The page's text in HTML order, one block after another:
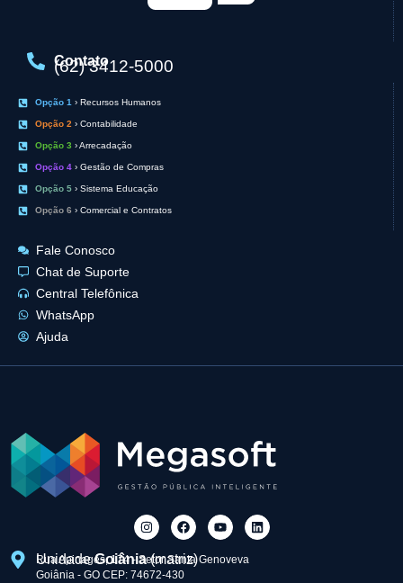
Contato
(62) 3412-5000
Opção 1› Recursos Humanos
Opção 2› Contabilidade
Opção 3 › Arrecadação
Opção 4› Gestão de Compras
Opção 5› Sistema Educação
Opção 6 › Comercial e Contratos
Fale Conosco
Chat de Suporte
Central Telefônica
WhatsApp
Ajuda
UnidadeGoiânia(matriz)
Rua Apinagés, 174 - Setor Santa Genoveva
Goiânia - GO CEP: 74672-430